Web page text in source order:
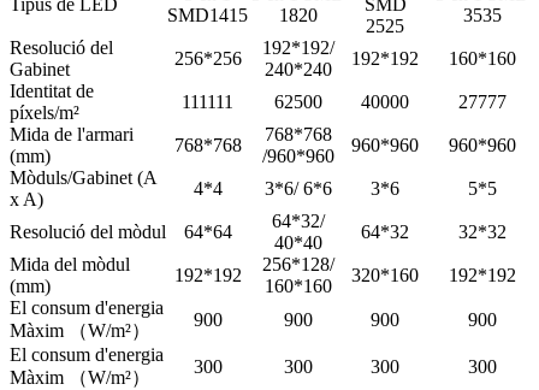
Tipus de LED
SMD1415
1820
SMD
2525
3535
Resolució del
Gabinet
256*256
192*192/
240*240
192*192
160*160
Identitat de
píxels/m²
111111 62500 40000
27777
Mida de l'armari
(mm)
768*768
768*768
/960*960
960*960
960*960
Mòduls/Gabinet (A
x A)
4*4 3*6/ 6*6 3*6 5*5
Resolució del mòdul 64*64
64*32/
40*40
64*32
32*32
Mida del mòdul
(mm)
192*192
256*128/
160*160
320*160
192*192
El consum d'energia
Màxim （W/m²）
900 900 900
900
El consum d'energia
Màxim （W/m²）
300 300 300
300